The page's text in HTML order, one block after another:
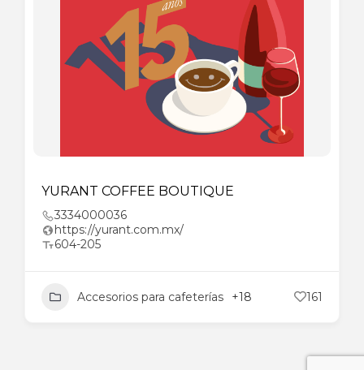
YURANT COFFEE BOUTIQUE
3334000036
https://yurant.com.mx/
604-205
Accesorios para cafeterías +18 161